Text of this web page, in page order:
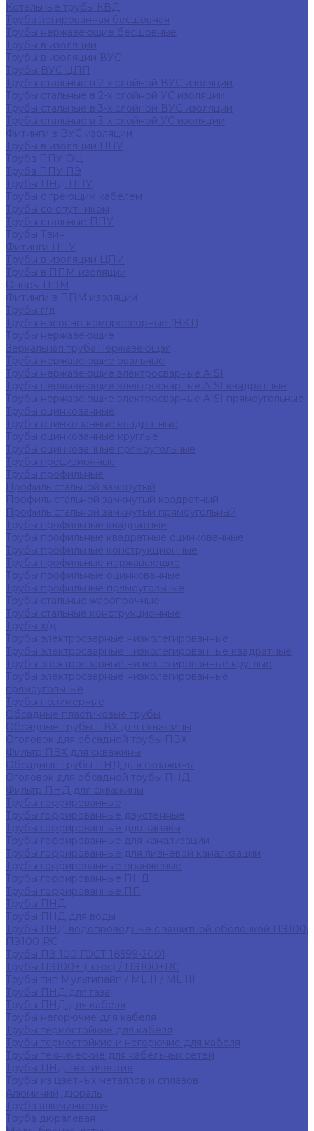
Котельные трубы КВД
Труба легированная бесшовная
Трубы нержавеющие бесшовные
Трубы в изоляции
Трубы в изоляции ВУС
Трубы ВУС ЦПП
Трубы стальные в 2-х слойной ВУС изоляции
Трубы стальные в 2-х слойной УС изоляции
Трубы стальные в 3-х слойной ВУС изоляции
Трубы стальные в 3-х слойной УС изоляции
Фитинги в ВУС изоляции
Трубы в изоляции ППУ
Труба ППУ ОЦ
Труба ППУ ПЭ
Трубы ПНД ППУ
Трубы с греющим кабелем
Трубы со спутником
Трубы стальные ППУ
Трубы Твин
Фитинги ППУ
Трубы в изоляции ЦПИ
Трубы в ППМ изоляции
Опоры ППМ
Фитинги в ППМ изоляции
Трубы г/д
Трубы насосно-компрессорные (НКТ)
Трубы нержавеющие
Зеркальная труба нержавеющая
Трубы нержавеющие овальные
Трубы нержавеющие электросварные AISI
Трубы нержавеющие электросварные AISI квадратные
Трубы нержавеющие электросварные AISI прямоугольные
Трубы оцинкованные
Трубы оцинкованные квадратные
Трубы оцинкованные круглые
Трубы оцинкованные прямоугольные
Трубы прецизионные
Трубы профильные
Профиль стальной замкнутый
Профиль стальной замкнутый квадратный
Профиль стальной замкнутый прямоугольный
Трубы профильные квадратные
Трубы профильные квадратные оцинкованные
Трубы профильные конструкционные
Трубы профильные нержавеющие
Трубы профильные оцинкованные
Трубы профильные прямоугольные
Трубы стальные жаропрочные
Трубы стальные конструкционные
Трубы х/д
Трубы электросварные низколегированные
Трубы электросварные низколегированные квадратные
Трубы электросварные низколегированные круглые
Трубы электросварные низколегированные
прямоугольные
Трубы полимерные
Обсадные пластиковые трубы
Обсадные трубы ПВХ для скважины
Оголовок для обсадной трубы ПВХ
Фильтр ПВХ для скважины
Обсадные трубы ПНД для скважины
Оголовок для обсадной трубы ПНД
Фильтр ПНД для скважины
Трубы гофрированные
Трубы гофрированные двустенные
Трубы гофрированные для канавы
Трубы гофрированные для канализации
Трубы гофрированные для ливневой канализации
Трубы гофрированные оранжевые
Трубы гофрированные ПНД
Трубы гофрированные ПП
Трубы ПНД
Трубы ПНД для воды
Трубы ПНД водопроводные с защитной оболочкой ПЭ100,
ПЭ100-RC
Трубы ПЭ 100 ГОСТ 18599-2001
Трубы ПЭ100+ (плюс) / ПЭ100+RC
Трубы тип Мультипайп / ML II / ML III
Трубы ПНД для газа
Трубы ПНД для кабеля
Трубы негорючие для кабеля
Трубы термостойкие для кабеля
Трубы термостойкие и негорючие для кабеля
Трубы технические для кабельных сетей
Трубы ПНД технические
Трубы из цветных металлов и сплавов
Алюминий, дюраль
Труба алюминиевая
Труба дюралевая